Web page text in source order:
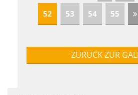
52 53 54 55
ZURÜCK ZUR